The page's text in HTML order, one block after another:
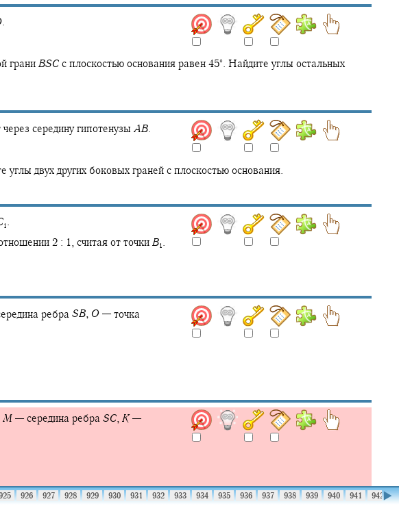
926 927 928 929 930 931 932 933 934 935 936 937 938 939 940 941 942▶
.
грани BSC с плоскостью основания равен 45‍∘ . Найдите углы остальных
середину гипотенузы AB.
углы двух других боковых граней с плоскостью основания.
1 .
2 : 1, считая от точки B1 .
ребра SB, O — точка
M — середина ребра SC, K —